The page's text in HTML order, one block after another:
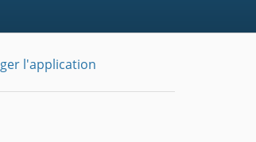
l'application